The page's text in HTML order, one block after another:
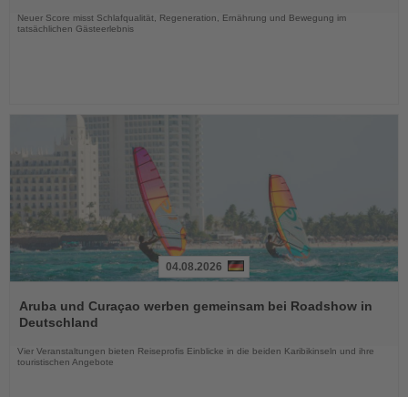
Neuer Score misst Schlafqualität, Regeneration, Ernährung und Bewegung im
tatsächlichen Gästeerlebnis
Sie
die
04.08.2026
Aruba und Curaçao werben gemeinsam bei Roadshow in
Deutschland
Vier Veranstaltungen bieten Reiseprofis Einblicke in die beiden Karibikinseln und ihre
touristischen Angebote